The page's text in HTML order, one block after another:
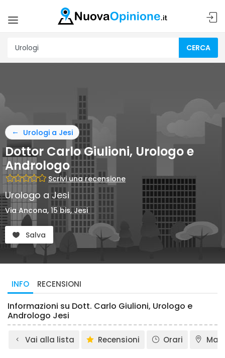
CERCA
Urologi a Jesi
Dottor Carlo Giulioni, Urologo e
Andrologo
Scrivi una recensione
Urologo a Jesi
Via Ancona, 15 bis, Jesi
Salva
INFO RECENSIONI
Informazioni su Dott. Carlo Giulioni, Urologo e
Andrologo Jesi
Vai alla lista Recensioni Orari